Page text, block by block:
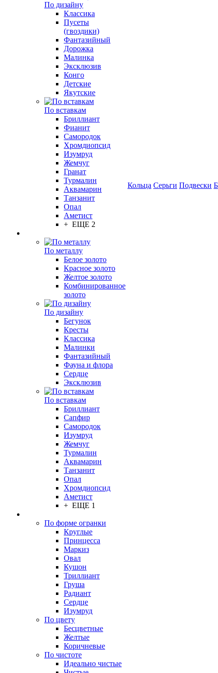
По дизайну
Классика
Пусеты
(гвоздики)
Фантазийный
Дорожка
Малинка
Эксклюзив
Конго
Детские
Якутские
По вставкам
Бриллиант
Фианит
Самородок
Хромдиопсид
Изумруд
Жемчуг
Гранат
Турмалин
Аквамарин
Танзанит
Опал
Аметист
+ ЕЩЕ 2
По металлу
Белое золото
Красное золото
Желтое золото
Комбинированное
золото
По дизайну
Бегунок
Кресты
Классика
Малинки
Фантазийный
Фауна и флора
Сердце
Эксклюзив
По вставкам
Бриллиант
Сапфир
Самородок
Изумруд
Жемчуг
Турмалин
Аквамарин
Танзанит
Опал
Хромдиопсид
Аметист
+ ЕЩЕ 1
По форме огранки
Круглые
Принцесса
Маркиз
Овал
Кушон
Триллиант
Груша
Радиант
Сердце
Изумруд
По цвету
Бесцветные
Желтые
Коричневые
По чистоте
Идеально чистые
Кольца Серьги Подвески